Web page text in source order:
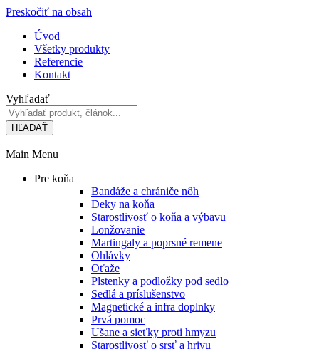
Preskočiť na obsah
Úvod
Všetky produkty
Referencie
Kontakt
Vyhľadať
HĽADAŤ
Main Menu
Pre koňa
Bandáže a chrániče nôh
Deky na koňa
Starostlivosť o koňa a výbavu
Lonžovanie
Martingaly a poprsné remene
Ohlávky
Oťaže
Plstenky a podložky pod sedlo
Sedlá a príslušenstvo
Magnetické a infra doplnky
Prvá pomoc
Ušane a sieťky proti hmyzu
Starostlivosť o srsť a hrivu